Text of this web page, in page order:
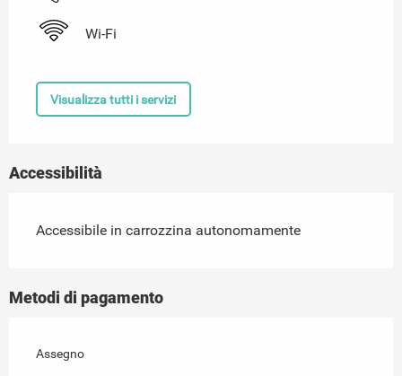
Wi-Fi
Visualizza tutti i servizi
Accessibilità
Accessibile in carrozzina autonomamente
Metodi di pagamento
Assegno